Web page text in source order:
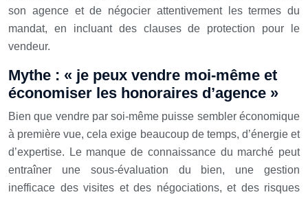
son agence et de négocier attentivement les termes du
mandat, en incluant des clauses de protection pour le
vendeur.
Mythe : « je peux vendre moi-même et
économiser les honoraires d’agence »
Bien que vendre par soi-même puisse sembler économique
à première vue, cela exige beaucoup de temps, d’énergie et
d’expertise. Le manque de connaissance du marché peut
entraîner une sous-évaluation du bien, une gestion
inefficace des visites et des négociations, et des risques